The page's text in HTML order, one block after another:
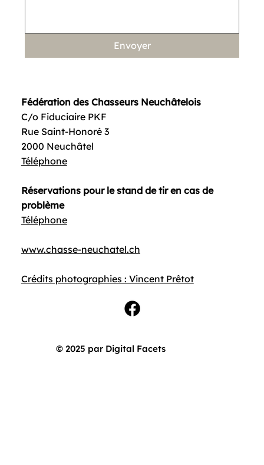
Fédération des Chasseurs Neuchâtelois
C/o Fiduciaire PKF
Rue Saint-Honoré 3
2000 Neuchâtel
Téléphone
Réservations pour le stand de tir en cas de
problème
Téléphone
www.chasse-neuchatel.ch
Crédits photographies : Vincent Prêtot
Envoyer
© 2025 par Digital Facets